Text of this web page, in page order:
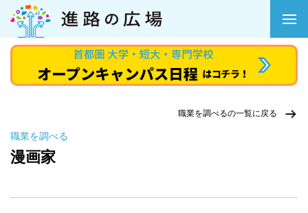
職業を調べるの一覧に戻る
職業を調べる
漫画家